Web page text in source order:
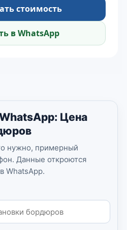
стоимость
в WhatsApp
Цена
нужно, примерный
Данные откроются
WhatsApp.